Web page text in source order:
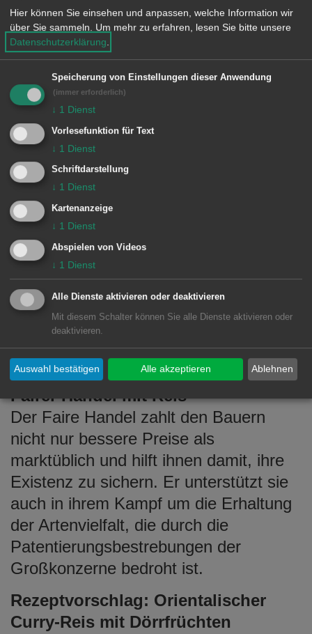
Dreschen von der äußeren Hülle befreit
und anschließend zu Weißreis
geschliffen. Er ist nicht nur die älteste
Kulturpflanze der Welt, sondern auch
Hauptnahrungsmittel für mehr als die
Hälfte der Weltbevölkerung. Reis
wächst sowohl in Indien und Thailand
als auch in den USA und Europa.
Reis in der Weltwirtschaft
Für viele Kleinbäuerinnen und
Kleinbauern im Süden trägt Reis zum
Lebensunterhalt bei. Doch sie stehen
mehr und mehr unter Konkurrenzdruck
von multinationalen Konzernen, die
Reispflanzen patentieren oder
Marktmonopol schaffen möchten.
Fairer Handel mit Reis
Der Faire Handel zahlt den Bauern
nicht nur bessere Preise als
marktüblich und hilft ihnen damit, ihre
Existenz zu sichern. Er unterstützt sie
auch in ihrem Kampf um die Erhaltung
der Artenvielfalt, die durch die
Patentierungsbestrebungen der
Großkonzerne bedroht ist.
Rezeptvorschlag: Orientalischer
Curry-Reis mit Dörrfrüchten
Hier können Sie einsehen und anpassen, welche Information wir
über Sie sammeln.
Um mehr zu erfahren, lesen Sie bitte unsere
Datenschutzerklärung
Speicherung von Einstellungen dieser Anwendung
(immer erforderlich)
↓ 1 Dienst
Vorlesefunktion für Text
↓ 1 Dienst
Schriftdarstellung
↓ 1 Dienst
Kartenanzeige
↓ 1 Dienst
Abspielen von Videos
↓ 1 Dienst
Alle Dienste aktivieren oder deaktivieren
Mit diesem Schalter können Sie alle Dienste aktivieren oder
deaktivieren.
Ablehnen
Auswahl bestätigen Alle akzeptieren